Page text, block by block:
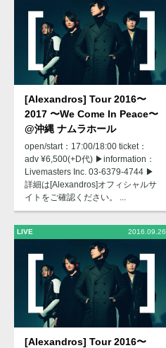
[Alexandros] Tour 2016〜
2017 〜We Come In Peace〜
@沖縄 ナムラホール
open/start：17:00/18:00 ticket：
adv ¥6,500(+D代) ▶︎information：
Livemasters Inc. 03-6379-4744 ▶︎
詳細は[Alexandros]オフィシャルサ
イトをご確認ください。 ...
LIVE 2016.09.26
[Alexandros] Tour 2016〜